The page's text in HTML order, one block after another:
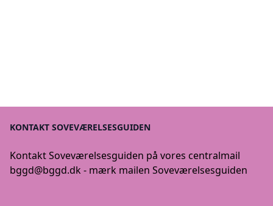
KONTAKT SOVEVÆRELSESGUIDEN
Kontakt Soveværelsesguiden på vores centralmail
bggd@bggd.dk- mærk mailen Soveværelsesguiden